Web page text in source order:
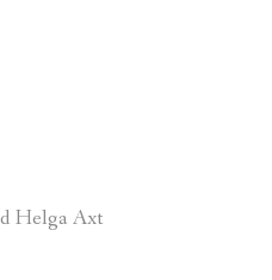
Helga Axt